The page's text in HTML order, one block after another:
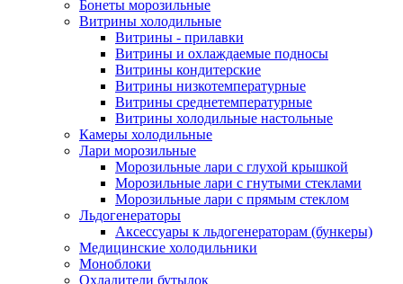
Бонеты морозильные
Витрины холодильные
Витрины - прилавки
Витрины и охлаждаемые подносы
Витрины кондитерские
Витрины низкотемпературные
Витрины среднетемпературные
Витрины холодильные настольные
Камеры холодильные
Лари морозильные
Морозильные лари с глухой крышкой
Морозильные лари с гнутыми стеклами
Морозильные лари с прямым стеклом
Льдогенераторы
Аксессуары к льдогенераторам (бункеры)
Медицинские холодильники
Моноблоки
Охладители бутылок